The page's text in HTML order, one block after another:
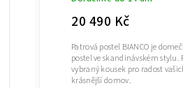
20 490 Kč
Patrová postel BIANCO je
postel ve skandinávském stylu.
vybraný kousek pro radost
krásnější domov.